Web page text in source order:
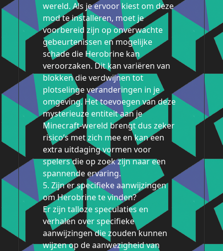
wereld. Als je ervoor kiest om deze
mod te installeren, moet je
voorbereid zijn op onverwachte
gebeurtenissen en mogelijke
schade die Herobrine kan
veroorzaken. Dit kan variëren van
blokken die verdwijnen tot
plotselinge veranderingen in je
omgeving. Het toevoegen van deze
mysterieuze entiteit aan je
Minecraft-wereld brengt dus zeker
risico’s met zich mee en kan een
extra uitdaging vormen voor
spelers die op zoek zijn naar een
spannende ervaring.
5. Zijn er specifieke aanwijzingen
om Herobrine te vinden?
Er zijn talloze speculaties en
verhalen over specifieke
aanwijzingen die zouden kunnen
wijzen op de aanwezigheid van